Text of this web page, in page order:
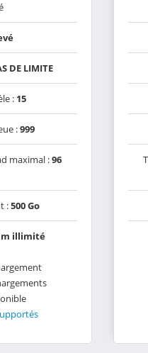
DE LIMITE
: 15
:999
maximal :96
:500 Go
illimité